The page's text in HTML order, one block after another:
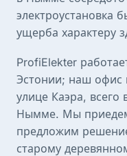
электроустановка
ущерба характеру
ProfiElekter
Эстонии; наш офис
улице Каэра, всего
Нымме. Мы
предложим
старому